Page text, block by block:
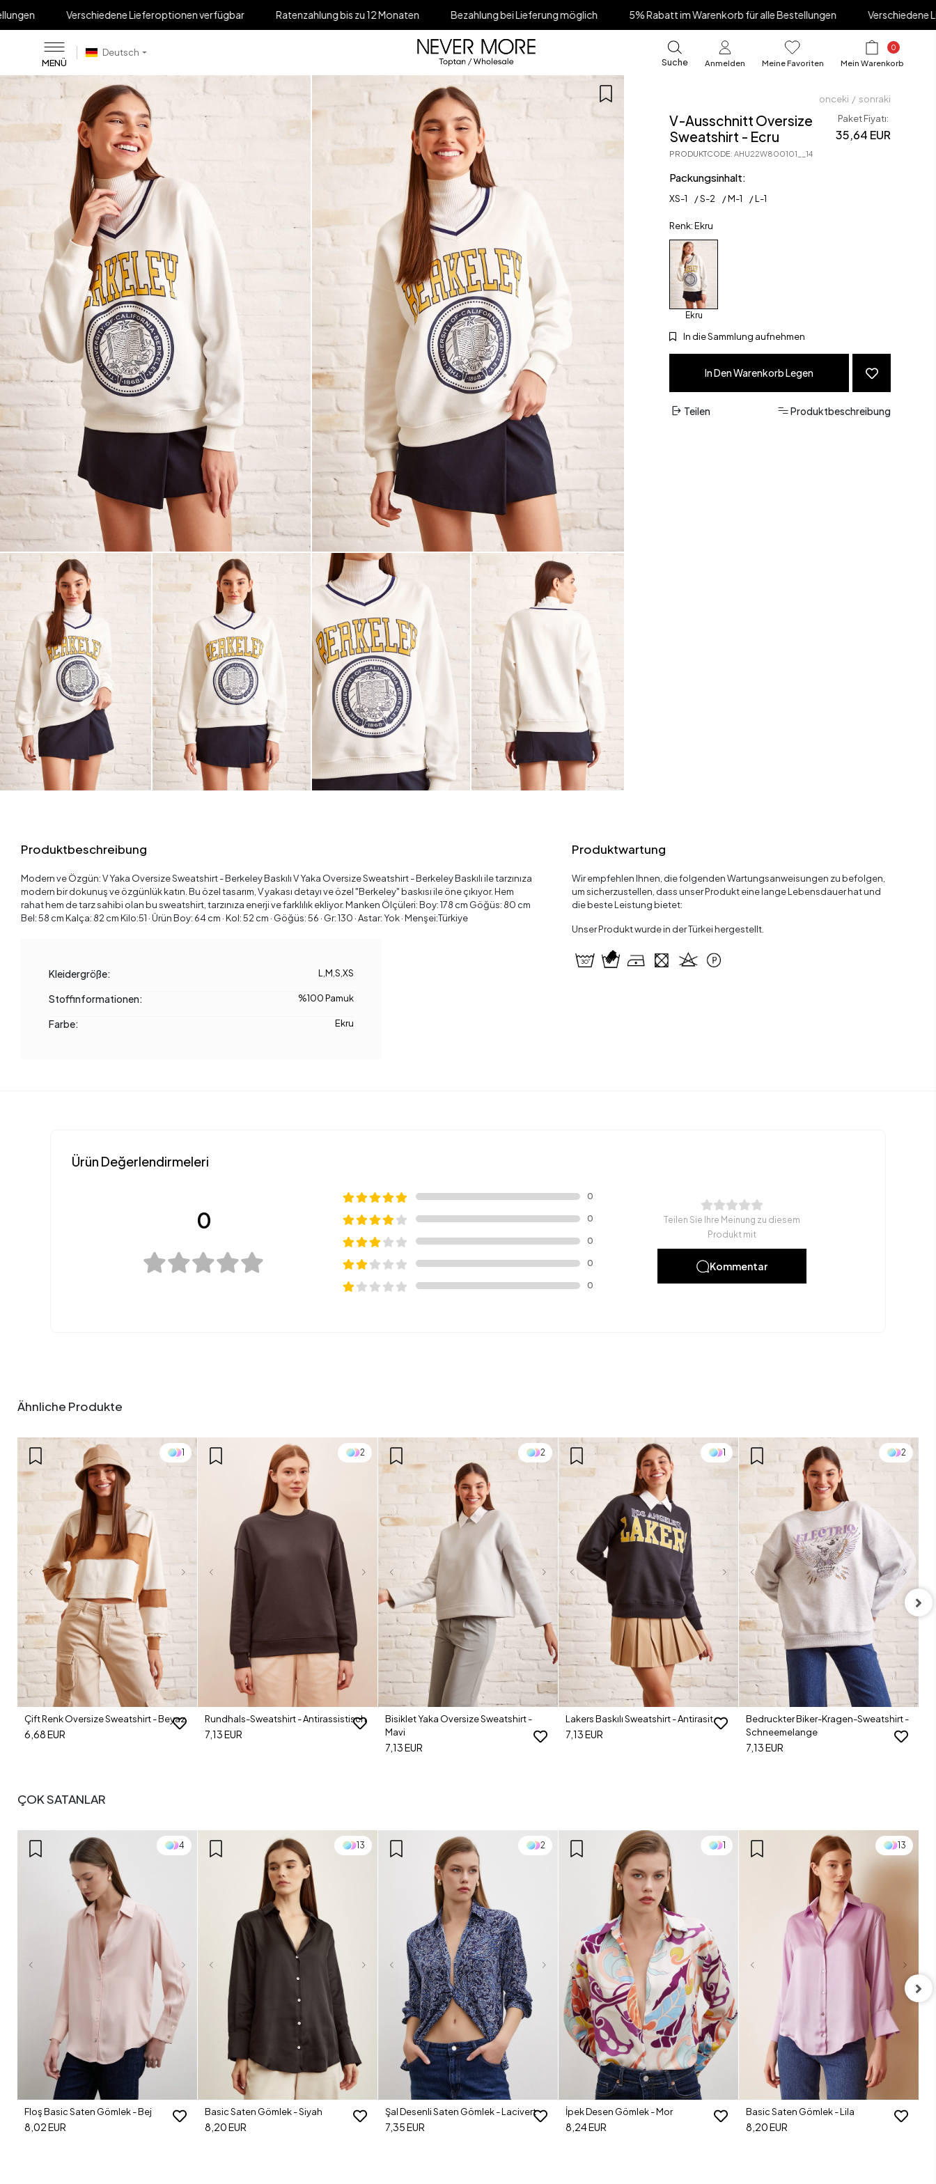
Verschiedene Lieferoptionen verfügbar Ratenzahlung bis zu 12 Monaten Bezahlung bei Lieferung möglich 5% Rabatt im Warenkorb für alle Bestellungen Verschiedene
MENÜ
Deutsch
Suche
Anmelden Meine Favoriten
0
Mein Warenkorb
onceki / sonraki
V-Ausschnitt Oversize
Sweatshirt - Ecru
PRODUKTCODE: AHU22W800101__14
Paket Fiyatı:
35,64 EUR
Packungsinhalt:
XS-1 S-2 M-1 L -1
Renk: Ekru
Ekru
In die Sammlung aufnehmen
In Den Warenkorb Legen
Teilen Produktbeschreibung
Produktbeschreibung
Modern ve Özgün: V Yaka Oversize Sweatshirt - Berkeley Baskılı V Yaka Oversize Sweatshirt - Berkeley Baskılı ile tarzınıza
modern bir dokunuş ve özgünlük katın. Bu özel tasarım, V yakası detayı ve özel "Berkeley" baskısı ile öne çıkıyor. Hem
rahat hem de tarz sahibi olan bu sweatshirt, tarzınıza enerji ve farklılık ekliyor. Manken Ölçüleri: Boy: 178 cm Göğüs: 80 cm
Bel: 58 cm Kalça: 82 cm Kilo:51 · Ürün Boy: 64 cm · Kol: 52 cm · Göğüs: 56 · Gr: 130 · Astar: Yok · Menşei:Türkiye
Kleidergröße: L ,M ,S ,XS
Stoffinformationen: %100 Pamuk
Farbe: Ekru
Produktwartung
Wir empfehlen Ihnen, die folgenden Wartungsanweisungen zu befolgen,
um sicherzustellen, dass unser Produkt eine lange Lebensdauer hat und
die beste Leistung bietet:
Unser Produkt wurde in der Türkei hergestellt.
Ürün Değerlendirmeleri
0
0
0
0
0
0
Teilen Sie Ihre Meinung zu diesem
Produkt mit
Kommentar
Ähnliche Produkte
1
Çift Renk Oversize Sweatshirt - Beyaz
6,68 EUR
2
Rundhals-Sweatshirt - Antirassistisch
7,13 EUR
2
Bisiklet Yaka Oversize Sweatshirt -
Mavi
7,13 EUR
1
Lakers Baskılı Sweatshirt - Antirasit
7,13 EUR
2
Bedruckter Biker-Kragen-Sweatshirt -
Schneemelange
7,13 EUR
ÇOK SATANLAR
4
Floş Basic Saten Gömlek - Bej
8,02 EUR
13
Basic Saten Gömlek - Siyah
8,20 EUR
2
Şal Desenli Saten Gömlek - Lacivert
7,35 EUR
1
İpek Desen Gömlek - Mor
8,24 EUR
13
Basic Saten Gömlek - Lila
8,20 EUR